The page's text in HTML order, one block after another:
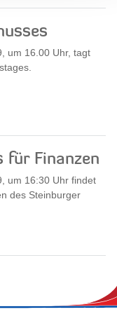
um 16.00 Uhr, tagt
für Finanzen
um 16:30 Uhr findet
des Steinburger